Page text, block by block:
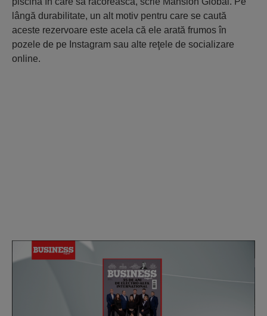
lângă durabilitate, un alt motiv pentru care se caută
aceste rezervoare este acela că ele arată frumos în
pozele de pe Instagram sau alte reţele de socializare
online.